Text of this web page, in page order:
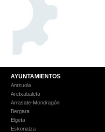
AYUNTAMIENTOS
Antzuola
Aretxabaleta
Arrasate-Mondragón
Bergara
Elgeta
Eskoriatza